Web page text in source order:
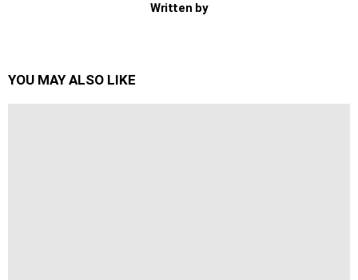
Written by
YOU MAY ALSO LIKE